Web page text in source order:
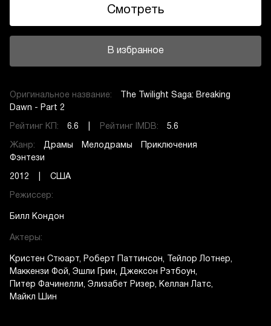
Смотреть
В избранное
Оригинальное название:
The Twilight Saga: Breaking
Dawn - Part 2
Рейтинг КП: 6.6 | Рейтинг IMDB: 5.6
Жанр: Драмы Мелодрамы
Приключения
Фэнтези
2012 | США
Режиссер:
Билл Кондон
Актеры:
Кристен Стюарт Роберт Паттинсон
Тейлор Лотнер
Маккензи Фой
Эшли Грин
Джексон Рэтбоун
Питер Фачинелли
Элизабет Ризер
Келлан Латс
Майкл Шин